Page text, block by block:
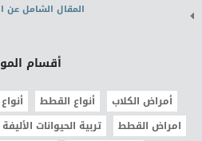
المقال الشامل عن
أقسام
أمراض الكلاب أنواع القطط
امراض القطط
تربية الحيوانات